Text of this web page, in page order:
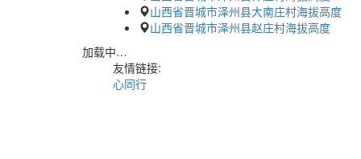
山西省晋城市泽州县大南庄村海拔高度
山西省晋城市泽州县赵庄村海拔高度
加载中…
友情链接:
心同行